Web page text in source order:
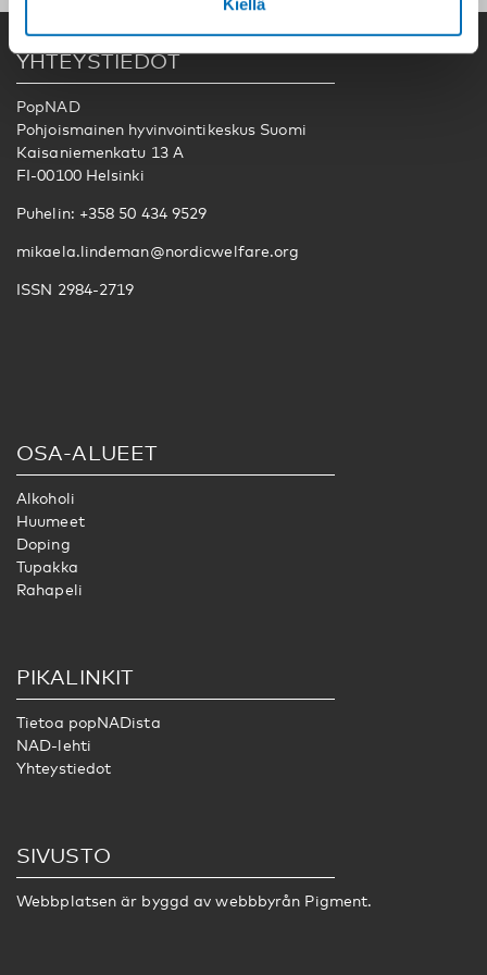
Kiellä
YHTEYSTIEDOT
PopNAD
Pohjoismainen hyvinvointikeskus Suomi
Kaisaniemenkatu 13 A
FI-00100 Helsinki
Puhelin: +358 50 434 9529
mikaela.lindeman@nordicwelfare.org
ISSN 2984-2719
OSA-ALUEET
Alkoholi
Huumeet
Doping
Tupakka
Rahapeli
PIKALINKIT
Tietoa popNADista
NAD-lehti
Yhteystiedot
SIVUSTO
Webbplatsen är byggd av webbbyrån Pigment.